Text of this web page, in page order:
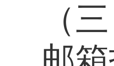
（